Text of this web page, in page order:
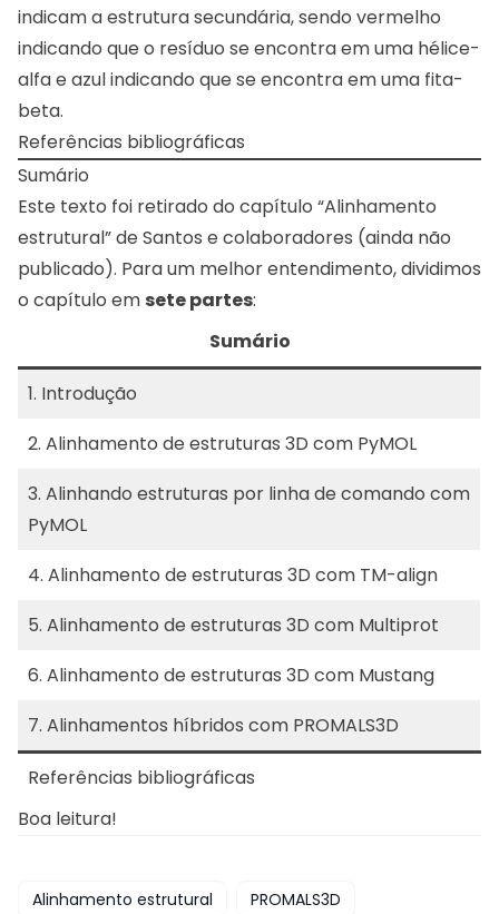
indicam a estrutura secundária, sendo vermelho
indicando que o resíduo se encontra em uma hélice-
alfa e azul indicando que se encontra em uma fita-
beta.
Referências bibliográficas
Sumário
Este texto foi retirado do capítulo “Alinhamento
estrutural” de Santos e colaboradores (ainda não
publicado). Para um melhor entendimento, dividimos
o capítulo em sete partes:
Sumário
1. Introdução
2. Alinhamento de estruturas 3D com PyMOL
3. Alinhando estruturas por linha de comando com
PyMOL
4. Alinhamento de estruturas 3D com TM-align
5. Alinhamento de estruturas 3D com Multiprot
6. Alinhamento de estruturas 3D com Mustang
7. Alinhamentos híbridos com PROMALS3D
Referências bibliográficas
Boa leitura!
Alinhamento estrutural PROMALS3D